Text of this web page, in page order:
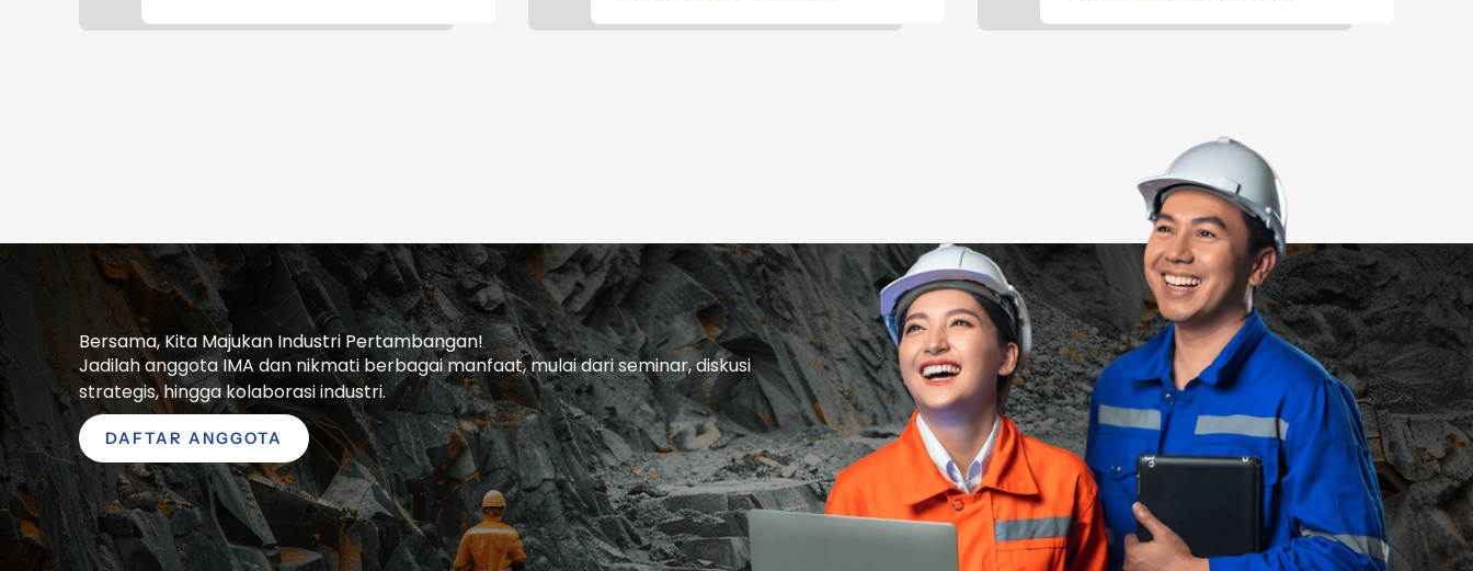
Bersama, Kita Majukan Industri Pertambangan!
Jadilah anggota IMA dan nikmati berbagai manfaat, mulai dari seminar, diskusi
strategis, hingga kolaborasi industri.
DAFTAR ANGGOTA